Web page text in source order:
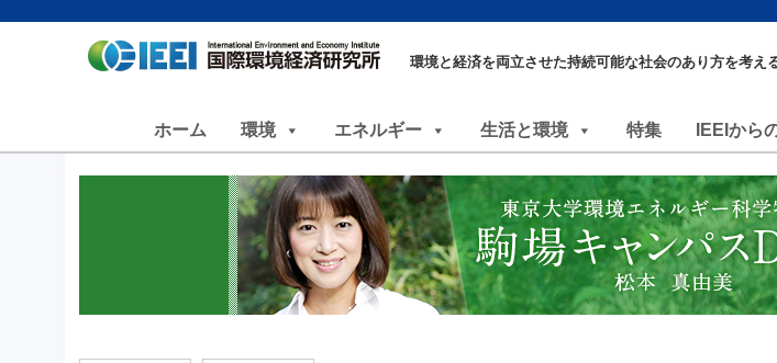
環境と経済を両立させた持続可能な社会のあり方を考え
ホーム 環境 エネルギー 生活と環境 特集 IEEIから